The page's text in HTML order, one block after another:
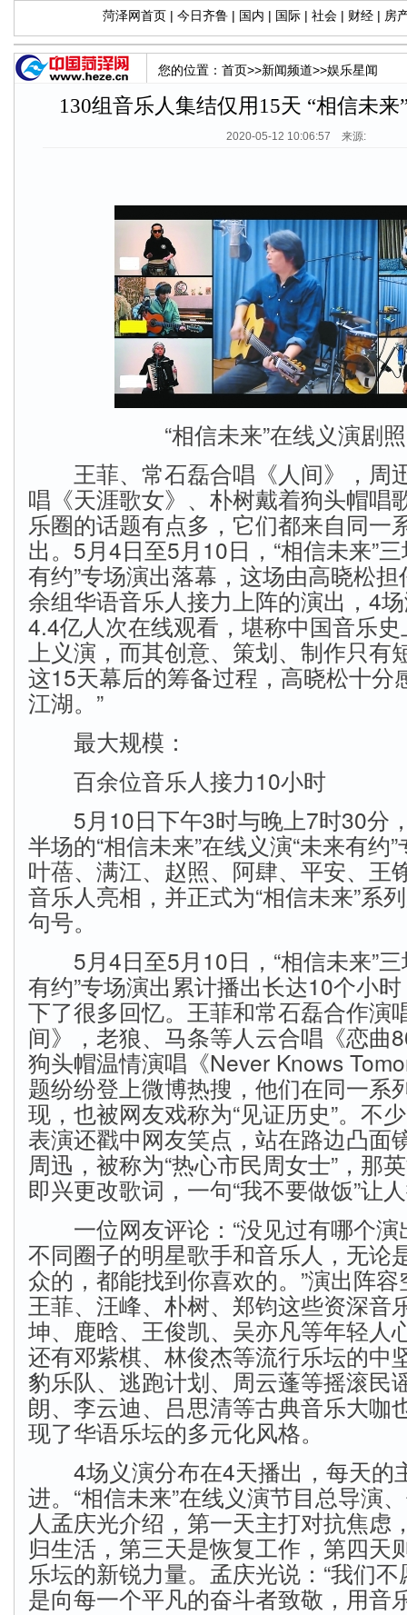
菏泽网首页 | 今日齐鲁 | 国内 | 国际 | 社会 | 财经 | 房
您的位置： 首页>>新闻频道>>娱乐星闻
130组音乐人集结仅用15天 “相信未来
2020-05-12 10:06:57 来源:
“相信未来”在线义演剧
王菲、常石磊合唱《人间》，周
唱《天涯歌女》、朴树戴着狗头帽
乐圈的话题有点多，它们都来自同一
出。5月4日至5月10日，“相信未来”
有约”专场演出落幕，这场由高晓松
余组华语音乐人接力上阵的演出，4
4.4亿人次在线观看，堪称中国音乐
上义演，而其创意、策划、制作只有
这15天幕后的筹备过程，高晓松十分
江湖。”
最大规模：
百余位音乐人接力10小时
5月10日下午3时与晚上7时30分
半场的“相信未来”在线义演“未来有约
叶蓓、满江、赵照、阿肆、平安、王
音乐人亮相，并正式为“相信未来”系
句号。
5月4日至5月10日，“相信未来”三
有约”专场演出累计播出长达10个小
下了很多回忆。王菲和常石磊合作演
间》，老狼、马条等人云合唱《恋曲
狗头帽温情演唱《Never Knows
题纷纷登上微博热搜，他们在同一系
现，也被网友戏称为“见证历史”。不
表演还戳中网友笑点，站在路边凸面
周迅，被称为“热心市民周女士”，那
即兴更改歌词，一句“我不要做饭”让
一位网友评论：“没见过有哪个演
不同圈子的明星歌手和音乐人，无论
众的，都能找到你喜欢的。”演出阵
王菲、汪峰、朴树、郑钧这些资深音
坤、鹿晗、王俊凯、吴亦凡等年轻人
还有邓紫棋、林俊杰等流行乐坛的中
豹乐队、逃跑计划、周云蓬等摇滚民
朗、李云迪、吕思清等古典音乐大咖
现了华语乐坛的多元化风格。
4场义演分布在4天播出，每天的
进。“相信未来”在线义演节目总导演
人孟庆光介绍，第一天主打对抗焦虑
归生活，第三天是恢复工作，第四天
乐坛的新锐力量。孟庆光说：“我们
是向每一个平凡的奋斗者致敬，用音